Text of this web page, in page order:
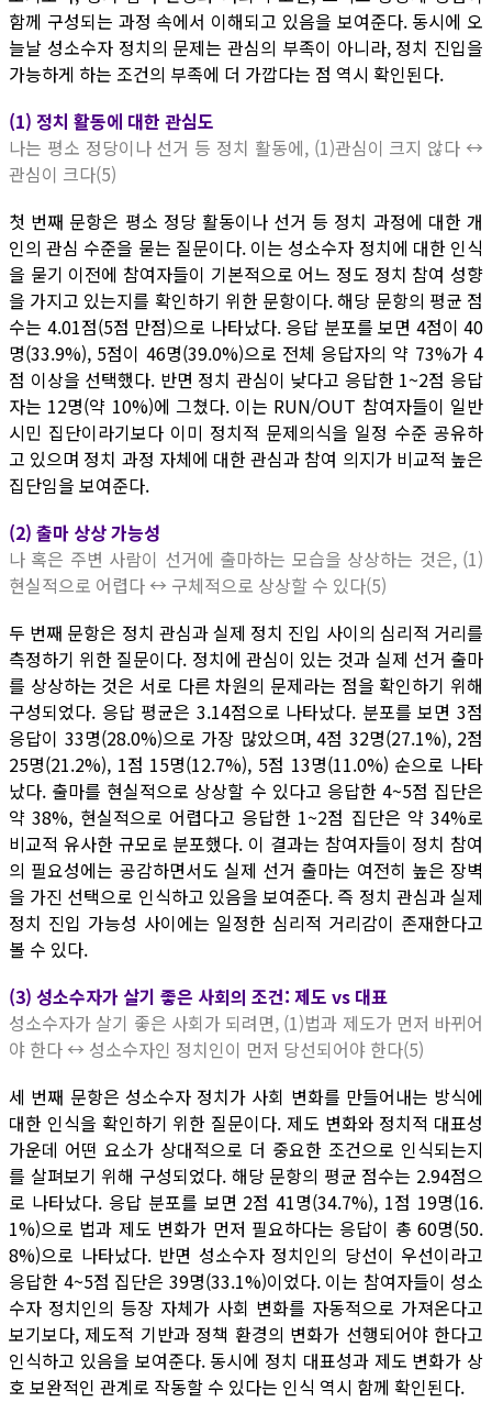
함께 구성되는 과정 속에서 이해되고 있음을 보여준다. 동시에 오
늘날 성소수자 정치의 문제는 관심의 부족이 아니라, 정치 진입을
가능하게 하는 조건의 부족에 더 가깝다는 점 역시 확인된다.
(1) 정치 활동에 대한 관심도
나는 평소 정당이나 선거 등 정치 활동에, (1)관심이 크지 않다 ↔
관심이 크다(5)
첫 번째 문항은 평소 정당 활동이나 선거 등 정치 과정에 대한 개
인의 관심 수준을 묻는 질문이다. 이는 성소수자 정치에 대한 인식
을 묻기 이전에 참여자들이 기본적으로 어느 정도 정치 참여 성향
을 가지고 있는지를 확인하기 위한 문항이다. 해당 문항의 평균 점
수는 4.01점(5점 만점)으로 나타났다. 응답 분포를 보면 4점이 40
명(33.9%), 5점이 46명(39.0%)으로 전체 응답자의 약 73%가 4
점 이상을 선택했다. 반면 정치 관심이 낮다고 응답한 1~2점 응답
자는 12명(약 10%)에 그쳤다. 이는 RUN/OUT 참여자들이 일반
시민 집단이라기보다 이미 정치적 문제의식을 일정 수준 공유하
고 있으며 정치 과정 자체에 대한 관심과 참여 의지가 비교적 높은
집단임을 보여준다.
(2) 출마 상상 가능성
나 혹은 주변 사람이 선거에 출마하는 모습을 상상하는 것은, (1)
현실적으로 어렵다 ↔ 구체적으로 상상할 수 있다(5)
두 번째 문항은 정치 관심과 실제 정치 진입 사이의 심리적 거리를
측정하기 위한 질문이다. 정치에 관심이 있는 것과 실제 선거 출마
를 상상하는 것은 서로 다른 차원의 문제라는 점을 확인하기 위해
구성되었다. 응답 평균은 3.14점으로 나타났다. 분포를 보면 3점
응답이 33명(28.0%)으로 가장 많았으며, 4점 32명(27.1%), 2점
25명(21.2%), 1점 15명(12.7%), 5점 13명(11.0%) 순으로 나타
났다. 출마를 현실적으로 상상할 수 있다고 응답한 4~5점 집단은
약 38%, 현실적으로 어렵다고 응답한 1~2점 집단은 약 34%로
비교적 유사한 규모로 분포했다. 이 결과는 참여자들이 정치 참여
의 필요성에는 공감하면서도 실제 선거 출마는 여전히 높은 장벽
을 가진 선택으로 인식하고 있음을 보여준다. 즉 정치 관심과 실제
정치 진입 가능성 사이에는 일정한 심리적 거리감이 존재한다고
볼 수 있다.
(3) 성소수자가 살기 좋은 사회의 조건: 제도 vs 대표
성소수자가 살기 좋은 사회가 되려면, (1)법과 제도가 먼저 바뀌어
야 한다 ↔ 성소수자인 정치인이 먼저 당선되어야 한다(5)
세 번째 문항은 성소수자 정치가 사회 변화를 만들어내는 방식에
대한 인식을 확인하기 위한 질문이다. 제도 변화와 정치적 대표성
가운데 어떤 요소가 상대적으로 더 중요한 조건으로 인식되는지
를 살펴보기 위해 구성되었다. 해당 문항의 평균 점수는 2.94점으
로 나타났다. 응답 분포를 보면 2점 41명(34.7%), 1점 19명(16.
1%)으로 법과 제도 변화가 먼저 필요하다는 응답이 총 60명(50.
8%)으로 나타났다. 반면 성소수자 정치인의 당선이 우선이라고
응답한 4~5점 집단은 39명(33.1%)이었다. 이는 참여자들이 성소
수자 정치인의 등장 자체가 사회 변화를 자동적으로 가져온다고
보기보다, 제도적 기반과 정책 환경의 변화가 선행되어야 한다고
인식하고 있음을 보여준다. 동시에 정치 대표성과 제도 변화가 상
호 보완적인 관계로 작동할 수 있다는 인식 역시 함께 확인된다.